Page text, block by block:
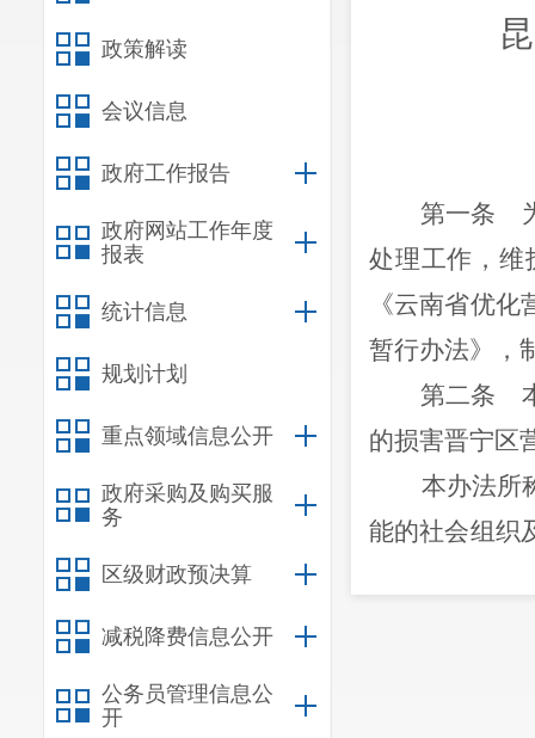
政策解读
会议信息
政府工作报告
政府网站工作年度
报表
统计信息
规划计划
重点领域信息公开
政府采购及购买服
务
区级财政预决算
减税降费信息公开
公务员管理信息公
开
第一条
处理工作，维
《云南省优
暂行办法》
，
第二条
的损害晋宁区
本办法所
能的社会组织